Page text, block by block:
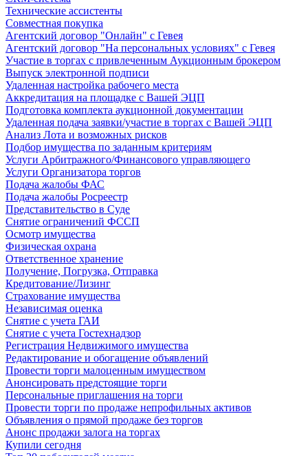
Технические ассистенты
Совместная покупка
Агентский договор "Онлайн" с Гевея
Агентский договор "На персональных условиях" с Гевея
Участие в торгах с привлеченным Аукционным брокером
Выпуск электронной подписи
Удаленная настройка рабочего места
Аккредитация на площадке с Вашей ЭЦП
Подготовка комплекта аукционной документации
Удаленная подача заявки/участие в торгах с Вашей ЭЦП
Анализ Лота и возможных рисков
Подбор имущества по заданным критериям
Услуги Арбитражного/Финансового управляющего
Услуги Организатора торгов
Подача жалобы ФАС
Подача жалобы Росреестр
Представительство в Суде
Снятие ограничений ФССП
Осмотр имущества
Физическая охрана
Ответственное хранение
Получение, Погрузка, Отправка
Кредитование/Лизинг
Страхование имущества
Независимая оценка
Снятие с учета ГАИ
Снятие с учета Гостехнадзор
Регистрация Недвижимого имущества
Редактирование и обогащение объявлений
Провести торги малоценным имуществом
Анонсировать предстоящие торги
Персональные приглашения на торги
Провести торги по продаже непрофильных активов
Объявления о прямой продаже без торгов
Анонс продажи залога на торгах
Купили сегодня